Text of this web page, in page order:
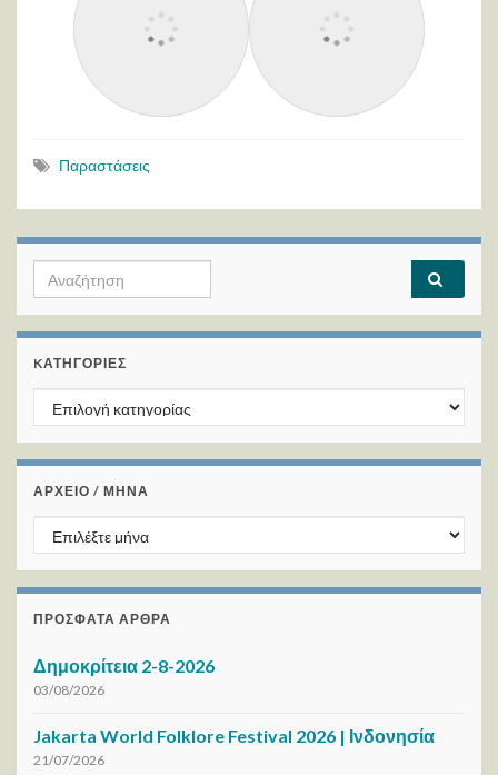
Παραστάσεις
Search for:
KΑΤΗΓΟΡΊΕΣ
Kατηγορίες
ΑΡΧΕΙΟ / ΜΗΝΑ
ΑΡΧΕΙΟ / ΜΗΝΑ
ΠΡΌΣΦΑΤΑ ΆΡΘΡΑ
Δημοκρίτεια 2-8-2026
03/08/2026
Jakarta World Folklore Festival 2026 | Ινδονησία
21/07/2026